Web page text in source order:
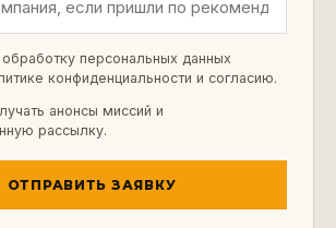
персональных данных
конфиденциальности и согласию.
анонсы миссий и
рассылку.
ОТПРАВИТЬ ЗАЯВКУ